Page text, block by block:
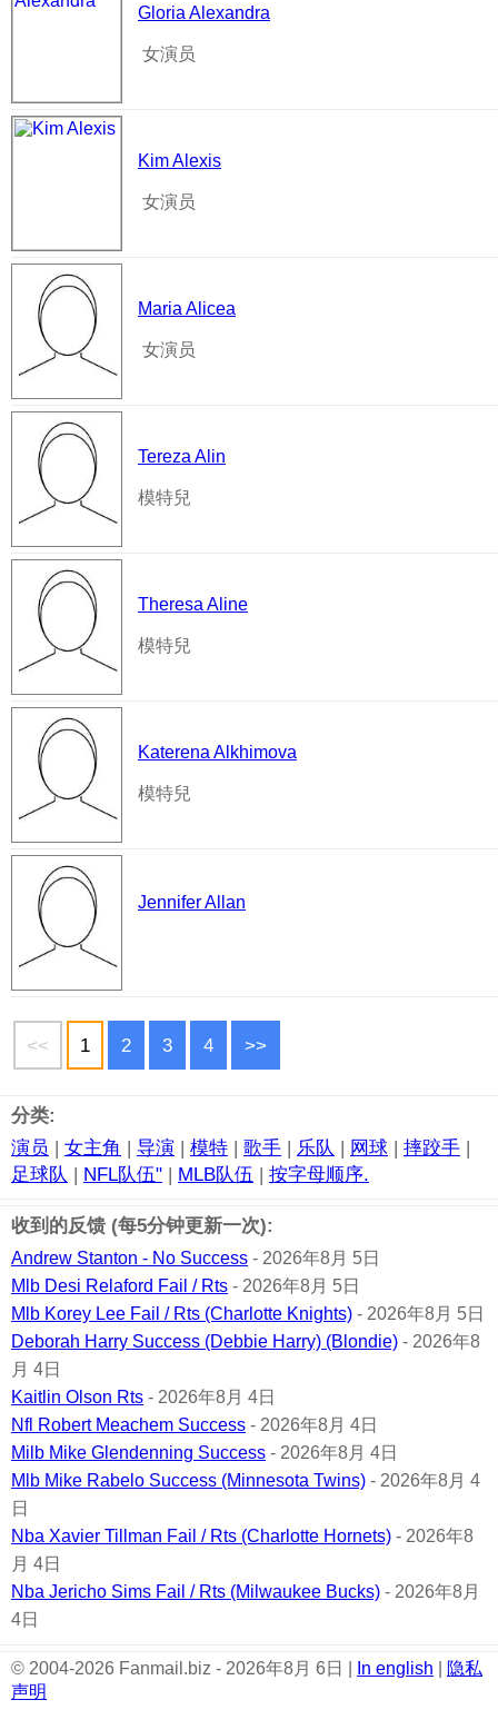
Gloria Alexandra
女演员
Kim Alexis
女演员
Maria Alicea
女演员
Tereza Alin
模特兒
Theresa Aline
模特兒
Katerena Alkhimova
模特兒
Jennifer Allan
<< 1 2 3 4 >>
分类:
演员 | 女主角 | 导演 | 模特 | 歌手 | 乐队 | 网球 | 摔跤手 |
足球队 | NFL队伍" | MLB队伍 | 按字母顺序.
收到的反馈 (每5分钟更新一次):
Andrew Stanton - No Success - 2026年8月 5日
Mlb Desi Relaford Fail / Rts - 2026年8月 5日
Mlb Korey Lee Fail / Rts (Charlotte Knights) - 2026年8月 5日
Deborah Harry Success (Debbie Harry) (Blondie) - 2026年8
月 4日
Kaitlin Olson Rts - 2026年8月 4日
Nfl Robert Meachem Success - 2026年8月 4日
Milb Mike Glendenning Success - 2026年8月 4日
Mlb Mike Rabelo Success (Minnesota Twins) - 2026年8月 4
日
Nba Xavier Tillman Fail / Rts (Charlotte Hornets) - 2026年8
月 4日
Nba Jericho Sims Fail / Rts (Milwaukee Bucks) - 2026年8月
4日
© 2004-2026 Fanmail.biz - 2026年8月 6日 | In english
隐私
声明